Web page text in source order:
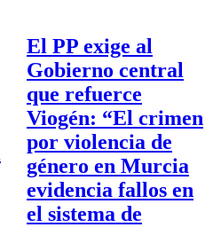
El PP exige al
Gobierno central
que refuerce
Viogén: “El crimen
por violencia de
género en Murcia
evidencia fallos en
el sistema de